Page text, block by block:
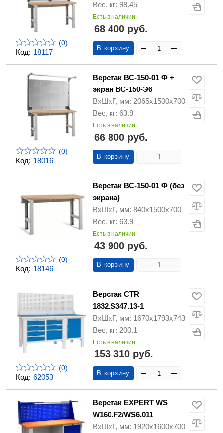
Код: 18117
(0)
Вес, кг: 98.45
Есть в наличии
68 400 руб.
В корзину
Код: 18016
(0)
Верстак ВС-150-01 Ф +
экран ВС-150-Э6
ВхШхГ, мм: 2065х1500х700
Вес, кг: 63.9
Есть в наличии
66 800 руб.
В корзину
Код: 18146
(0)
Верстак ВС-150-01 Ф (без
экрана)
ВхШхГ, мм: 840х1500х700
Вес, кг: 63.9
Есть в наличии
43 900 руб.
В корзину
Код: 62053
(0)
Верстак CTR
1832.S347.13-1
ВхШхГ, мм: 1670x1793x743
Вес, кг: 200.1
Есть в наличии
153 310 руб.
В корзину
Верстак EXPERT WS
W160.F2/WS6.011
ВхШхГ, мм: 1920х1600х700